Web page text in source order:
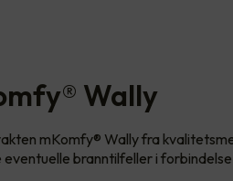
Wally
mKomfy® Wally fra
eventuelle branntilfeller i